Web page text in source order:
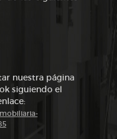
nuestra página
siguiendo el